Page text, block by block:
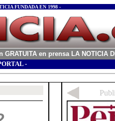
FUNDADA EN 1998 -
en prensa LA NOTICIA
-